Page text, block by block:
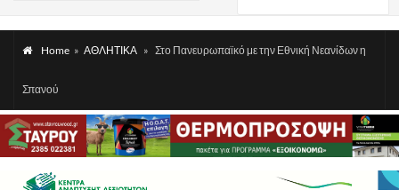
Home » ΑΘΛΗΤΙΚΑ » Στο Πανευρωπαϊκό με την Εθνική Νεανίδων η
Σπανού